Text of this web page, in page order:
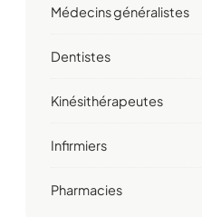
Médecins généralistes
Dentistes
Kinésithérapeutes
Infirmiers
Pharmacies